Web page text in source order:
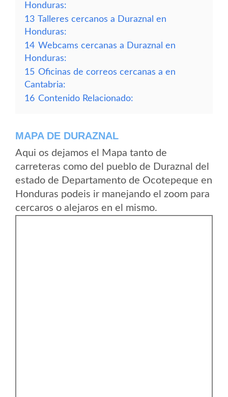
Honduras:
13 Talleres cercanos a Duraznal en
Honduras:
14 Webcams cercanas a Duraznal en
Honduras:
15 Oficinas de correos cercanas a en
Cantabria:
16 Contenido Relacionado:
MAPA DE DURAZNAL
Aqui os dejamos el Mapa tanto de
carreteras como del pueblo de Duraznal del
estado de Departamento de Ocotepeque en
Honduras podeis ir manejando el zoom para
cercaros o alejaros en el mismo.